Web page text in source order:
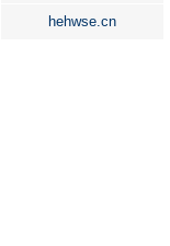
hehwse.cn